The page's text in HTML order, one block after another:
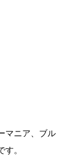
マニア、ブル
。